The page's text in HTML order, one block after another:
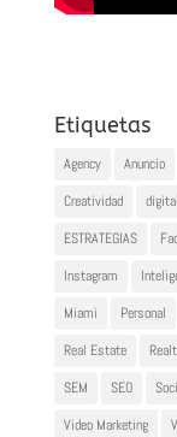
Etiquetas
Agency Anuncio
Creatividad
digital
ESTRATEGIAS
Instagram
Miami
Personal
Real Estate
SEM
SEO
Video Marketing